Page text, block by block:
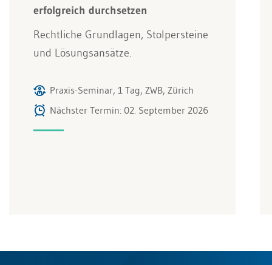
erfolgreich durchsetzen
Rechtliche Grundlagen, Stolpersteine
und Lösungsansätze.
Praxis-Seminar, 1 Tag, ZWB, Zürich
Nächster Termin: 02. September 2026